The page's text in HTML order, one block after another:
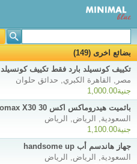
بضائع اخرى (149)
تكييف كونسيلد بارد فقط تكييف كونسيلد ٥ حصان
مصر, القاهرة الكبري, حدائق حلوان
جنية1,000.00
باثميت هيدروماكس اكس 30 Bathmate Hydromax X30
السعودية, الرياض, الرياض
جنية1,100.00
جهاز هاندسم أب handsome up
السعودية, الرياض, الرياض